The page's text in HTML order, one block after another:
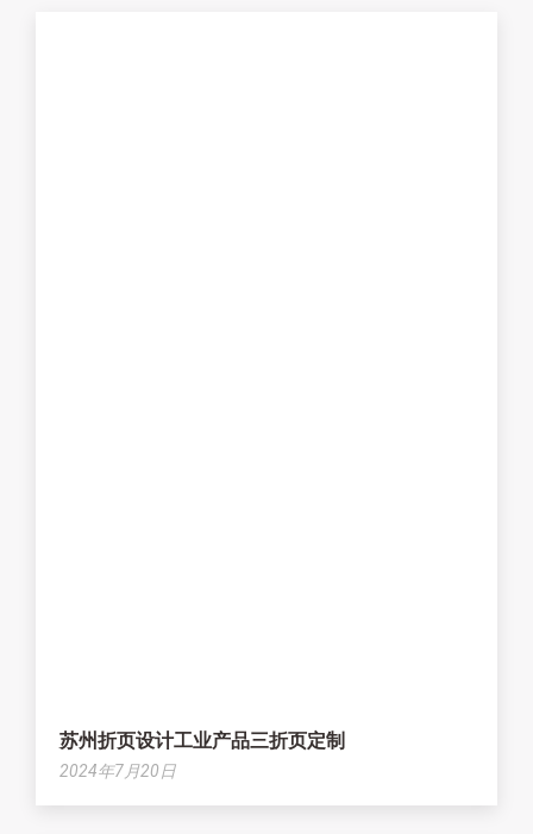
苏州折页设计工业产品三折页定制
2024年7月20日